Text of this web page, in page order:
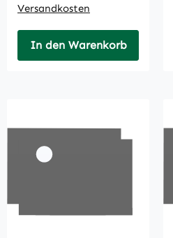
Versandkosten
In den Warenkorb